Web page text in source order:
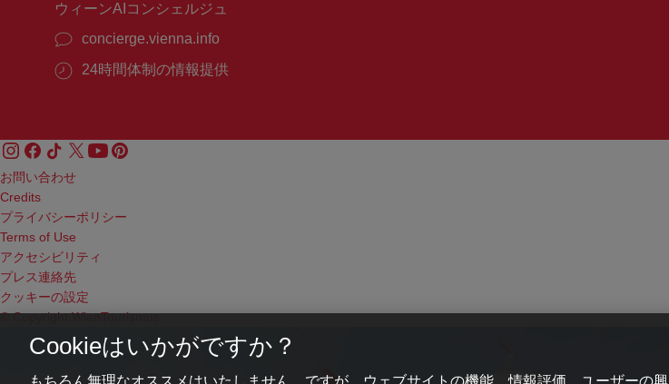
ウィーンAIコンシェルジュ
concierge.vienna.info
24時間体制の情報提供
お問い合わせ
Credits
プライバシーポリシー
Terms of Use
アクセシビリティ
プレス連絡先
クッキーの設定
© Copyright WienTourismus
Cookieはいかがですか？
もちろん無理なオススメはいたしません。ですが、ウェブサイトの機能、情報評価、ユーザーの興